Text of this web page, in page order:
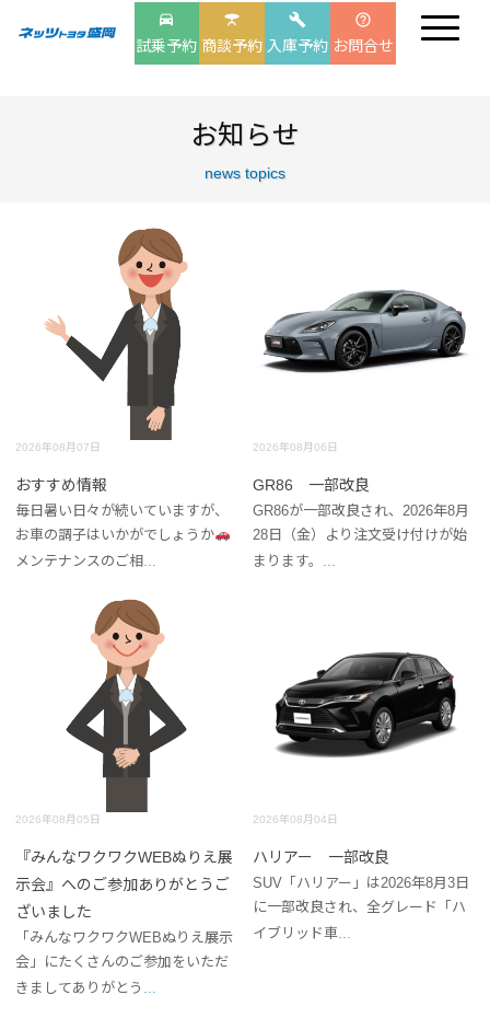
drive_eta
試乗予約
table_bar
商談予約
build
入庫予約
help_outline
お問合せ
お知らせ
news topics
2026年08月07日
おすすめ情報
毎日暑い日々が続いていますが、
お車の調子はいかがでしょうか
メンテナンスのご相
2026年08月06日
GR86 一部改良
GR86が一部改良され、2026年8月
28日（金）より注文受け付けが始
まります。
2026年08月05日
『みんなワクワクWEBぬりえ展
示会』へのご参加ありがとうご
ざいました
「みんなワクワクWEBぬりえ展示
会」にたくさんのご参加をいただ
きましてありがとう
2026年08月04日
ハリアー 一部改良
SUV「ハリアー」は2026年8月3日
に一部改良され、全グレード「ハ
イブリッド車